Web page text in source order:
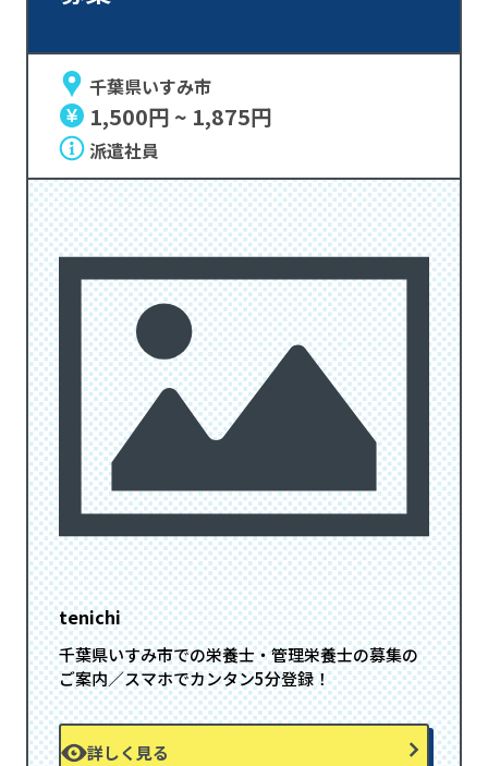
千葉県いすみ市
1,500円 ~ 1,875円
派遣社員
tenichi
千葉県いすみ市での栄養士・管理栄養士の募集の
ご案内／スマホでカンタン5分登録！
詳しく見る